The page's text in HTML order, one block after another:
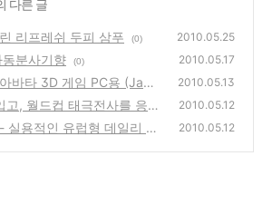
다른 글
리프레쉬 두피 삼푸 (0) 2010.05.25
분사기향 (0) 2010.05.17
바타 3D 게임 PC용 (Jame
The Game)
(12)
2010.05.13
고, 월드컵 태극전사를 응원
2010.05.12
실용적인 유럽형 데일리 Ci
2010.05.12